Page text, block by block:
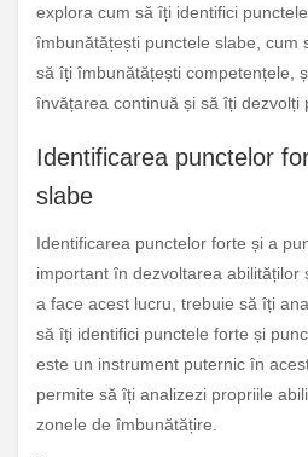
explora cum să îți identifici
îmbunătățești punctele slabe, cum
să îți îmbunătățești competențele,
învățarea continuă și să îți dezvolți
Identificarea punctelor
slabe
Identificarea punctelor forte și a
important în dezvoltarea abilităților
a face acest lucru, trebuie să îți
să îți identifici punctele forte și
este un instrument puternic în
permite să îți analizezi propriile
zonele de îmbunătățire.